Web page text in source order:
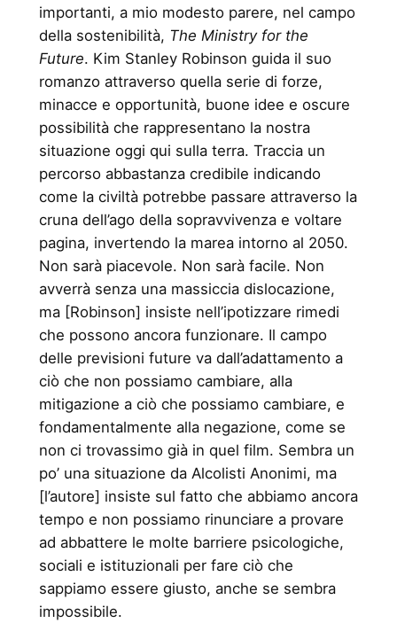
importanti, a mio modesto parere, nel campo
della sostenibilità, The Ministry for the
Future. Kim Stanley Robinson guida il suo
romanzo attraverso quella serie di forze,
minacce e opportunità, buone idee e oscure
possibilità che rappresentano la nostra
situazione oggi qui sulla terra. Traccia un
percorso abbastanza credibile indicando
come la civiltà potrebbe passare attraverso la
cruna dell’ago della sopravvivenza e voltare
pagina, invertendo la marea intorno al 2050.
Non sarà piacevole. Non sarà facile. Non
avverrà senza una massiccia dislocazione,
ma [Robinson] insiste nell’ipotizzare rimedi
che possono ancora funzionare. Il campo
delle previsioni future va dall’adattamento a
ciò che non possiamo cambiare, alla
mitigazione a ciò che possiamo cambiare, e
fondamentalmente alla negazione, come se
non ci trovassimo già in quel film. Sembra un
po’ una situazione da Alcolisti Anonimi, ma
[l’autore] insiste sul fatto che abbiamo ancora
tempo e non possiamo rinunciare a provare
ad abbattere le molte barriere psicologiche,
sociali e istituzionali per fare ciò che
sappiamo essere giusto, anche se sembra
impossibile.